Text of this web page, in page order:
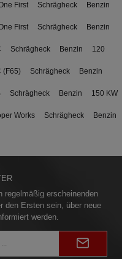
First Schrägheck Benzin
First Schrägheck Benzin
C Schrägheck Benzin 120
(F65) Schrägheck Benzin
Schrägheck Benzin 150 KW
Works Schrägheck Benzin
regelmäßig erscheinenden
den Ersten sein, über neue
werden.